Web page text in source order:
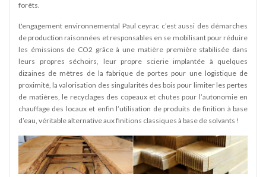
forêts.
L'engagement environnemental Paul ceyrac c’est aussi des démarches
de production raisonnées et responsables en se mobilisant pour réduire
les émissions de CO2 grâce à une matière première stabilisée dans
leurs propres séchoirs, leur propre scierie implantée à quelques
dizaines de mètres de la fabrique de portes pour une logistique de
proximité, la valorisation des singularités des bois pour limiter les pertes
de matières, le recyclages des copeaux et chutes pour l’autonomie en
chauffage des locaux et enfin l’utilisation de produits de finition à base
d’eau, véritable alternative aux finitions classiques à base de solvants !